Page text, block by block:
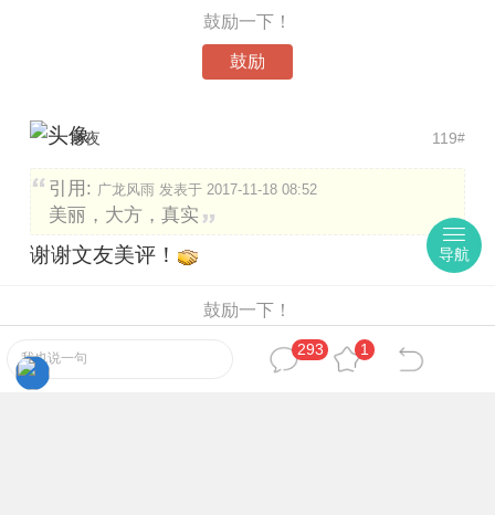
鼓励一下！
鼓励
119#
寒夜
引用: 广龙风雨 发表于 2017-11-18 08:52
美丽，大方，真实
谢谢文友美评！
鼓励一下！
我也说一句
293 1
导航